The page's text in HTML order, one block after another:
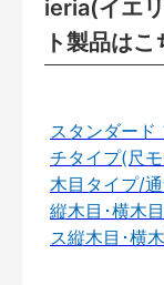
ieria(イエ
ト製品はこ
スタンダード
チタイプ(尺
木目タイプ/
縦木目･横木
ス縦木目･横